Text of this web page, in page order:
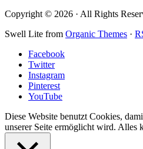
Copyright © 2026 · All Rights
Swell Lite from Organic Themes ·
Facebook
Twitter
Instagram
Pinterest
YouTube
Diese Website benutzt Cookies,
unserer Seite ermöglicht wird. Alles